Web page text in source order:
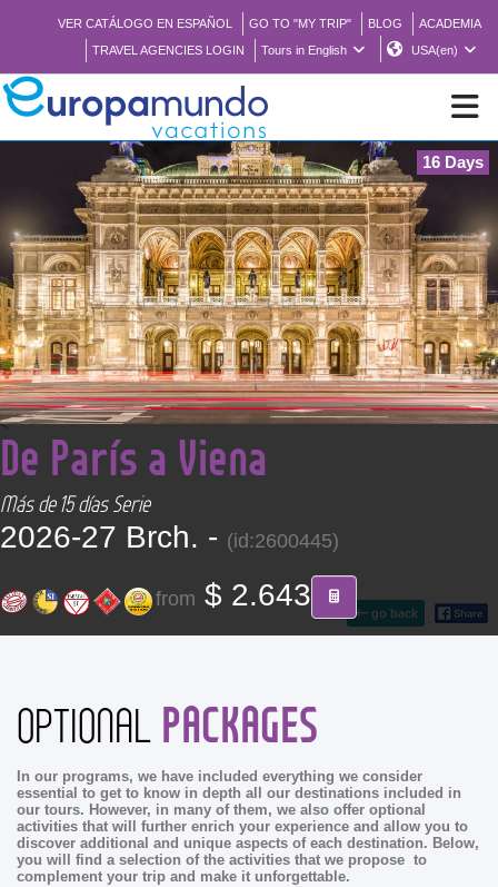
VER CATÁLOGO EN ESPAÑOL GO TO "MY TRIP" BLOG
ACADEMIA
TRAVEL AGENCIES LOGIN
Tours in English USA(en)
NEW
BROCHURE PDF
WHERE TO BUY
FEATURED
ABOUT US
Find your Tour
16 Days
go back
<
De París a Viena
Más de 15 días Serie
2026-27 Brch. - (id:2600445)
from $ 2.643
OPTIONAL PACKAGES
In our programs, we have included everything we consider
essential to get to know in depth all our destinations included in
our tours. However, in many of them, we also offer optional
activities that will further enrich your experience and allow you to
discover additional and unique aspects of each destination. Below,
you will find a selection of the activities that we propose to
complement your trip and make it unforgettable.